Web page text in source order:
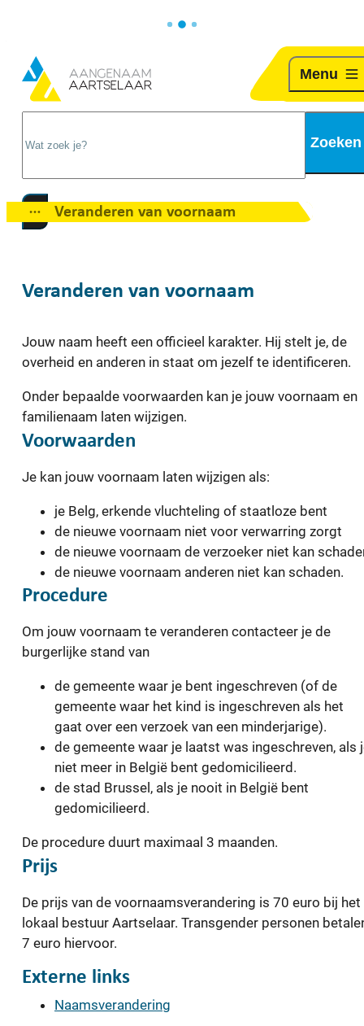
Naar inhoud
Aartselaar
Zoeken
Menu
Toon alle broodkruimel items
Veranderen van voornaam
Veranderen van voornaam
Jouw naam heeft een officieel karakter. Hij stelt je, de
overheid en anderen in staat om jezelf te identificeren.
Onder bepaalde voorwaarden kan je jouw voornaam en
familienaam laten wijzigen.
Voorwaarden
Je kan jouw voornaam laten wijzigen als:
je Belg, erkende vluchteling of staatloze bent
de nieuwe voornaam niet voor verwarring zorgt
de nieuwe voornaam de verzoeker niet kan
de nieuwe voornaam anderen niet kan schaden.
Procedure
Om jouw voornaam te veranderen contacteer je de
burgerlijke stand van
de gemeente waar je bent ingeschreven (of de
gemeente waar het kind is ingeschreven als het
gaat over een verzoek van een minderjarige).
de gemeente waar je laatst was ingeschreven, als
niet meer in België bent gedomicilieerd.
de stad Brussel, als je nooit in België bent
gedomicilieerd.
De procedure duurt maximaal 3 maanden.
Prijs
De prijs van de voornaamsverandering is 70 euro bij het
lokaal bestuur Aartselaar. Transgender personen
7 euro hiervoor.
Externe links
Naamsverandering